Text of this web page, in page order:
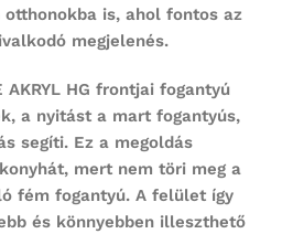
is, ahol fontos az
megjelenés.
AKRYL HG frontjai fogantyú
a nyitást a mart fogantyús,
segíti. Ez a megoldás
mert nem töri meg a
fém fogantyú. A felület így
és könnyebben illeszthető